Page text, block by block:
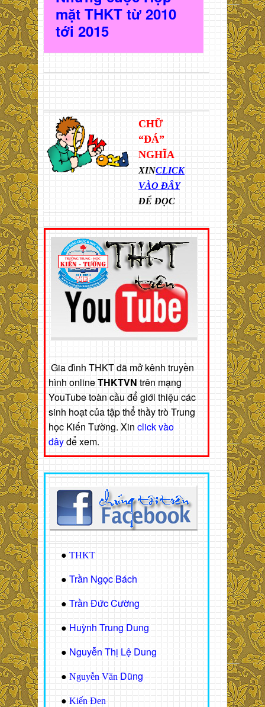
mặt THKT từ 2010
tới 2015
CHỮ
“ĐÁ”
NGHĨA
XINCLICK
VÀO ĐÂY
ĐỂ ĐỌC
Gia đình THKT đã mở kênh truyền
hình onlineTHKTVN trên mạng
YouTube toàn cầu để giới thiệu các
sinh hoạt của tập thể thầy trò Trung
học Kiến Tường. Xin click vào
đâyđể xem.
● THKT
● Trần Ngọc Bách
● Trần Đức Cường
● Huỳnh Trung Dung
● Nguyễn Thị Lệ Dung
● Nguyễn Văn Dũng
● Kiến Đen